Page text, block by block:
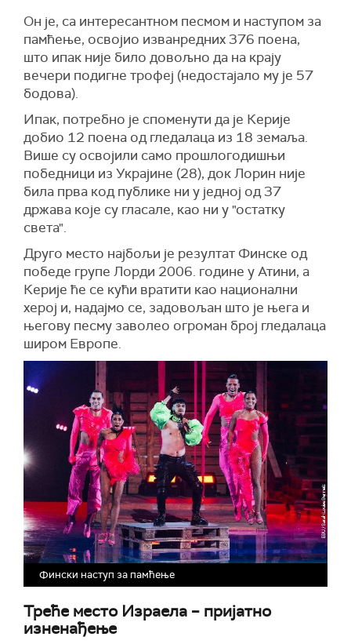
Он је, са интересантном песмом и наступом за
памћење, освојио изванредних 376 поена,
што ипак није било довољно да на крају
вечери подигне трофеј (недостајало му је 57
бодова).
Ипак, потребно је споменути да је Керије
добио 12 поена од гледалаца из 18 земаља.
Више су освојили само прошлогодишњи
победници из Украјине (28), док Лорин није
била прва код публике ни у једној од 37
држава које су гласале, као ни у "остатку
света".
Друго место најбољи је резултат Финске од
победе групе Лорди 2006. године у Атини, а
Керије ће се кући вратити као национални
херој и, надајмо се, задовољан што је њега и
његову песму заволео огроман број гледалаца
широм Европе.
Фински наступ за памћење
Треће место Израела – пријатно
изненађење